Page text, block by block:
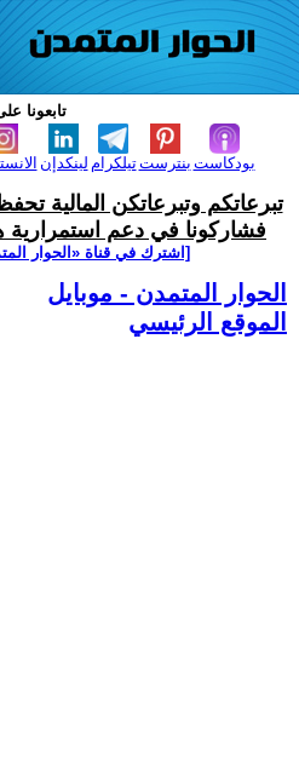
تابعونا
لينكدإن تيلكرامبنترست بودكاست
تبرعاتكم وتبرعاتكن المالية
فشاركونا في دعم استمرارية
[اشترك في قناة ‫«الحوار
الحوار المتمدن - موبايل
الموقع الرئيسي